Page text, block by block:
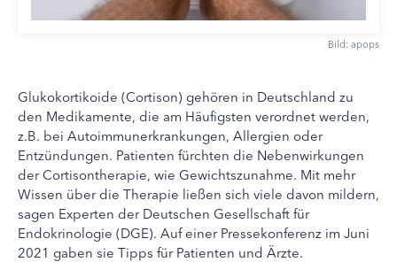
Bild: apops
Glukokortikoide (Cortison) gehören in Deutschland zu
den Medikamente, die am Häufigsten verordnet werden,
z.B. bei Autoimmunerkrankungen, Allergien oder
Entzündungen. Patienten fürchten die Nebenwirkungen
der Cortisontherapie, wie Gewichtszunahme. Mit mehr
Wissen über die Therapie ließen sich viele davon mildern,
sagen Experten der Deutschen Gesellschaft für
Endokrinologie (DGE). Auf einer Pressekonferenz im Juni
2021 gaben sie Tipps für Patienten und Ärzte.